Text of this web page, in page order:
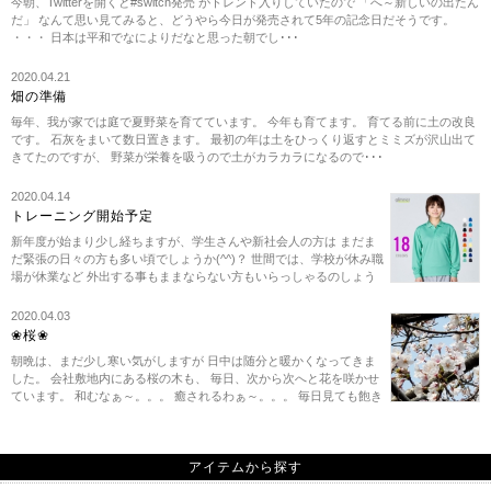
だ」 なんて思い見てみると、どうやら今日が発売されて5年の記念日だそうです。
・・・ 日本は平和でなによりだなと思った朝でし･･･
2020.04.21
畑の準備
毎年、我が家では庭で夏野菜を育てています。 今年も育てます。 育てる前に土の改良
です。 石灰をまいて数日置きます。 最初の年は土をひっくり返すとミミズが沢山出て
きてたのですが、 野菜が栄養を吸うので土がカラカラになるので･･･
2020.04.14
トレーニング開始予定
新年度が始まり少し経ちますが、学生さんや新社会人の方は まだま
だ緊張の日々の方も多い頃でしょうか(^^)？ 世間では、学校が休み職
場が休業など 外出する事もままならない方もいらっしゃるのしょう
2020.04.03
❀桜❀
朝晩は、まだ少し寒い気がしますが 日中は随分と暖かくなってきま
した。 会社敷地内にある桜の木も、 毎日、次から次へと花を咲かせ
ています。 和むなぁ～。。。 癒されるわぁ～。。。 毎日見ても飽き
アイテムから探す